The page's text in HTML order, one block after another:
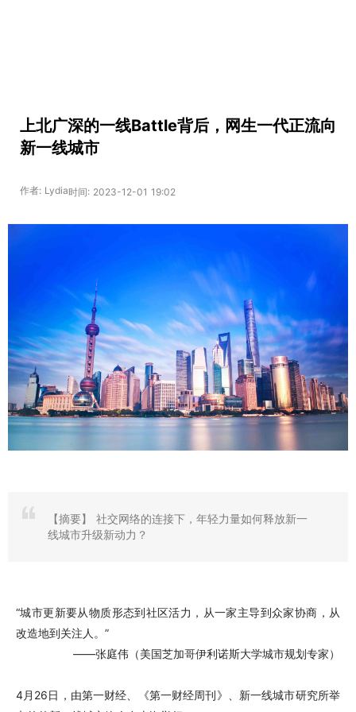
上北广深的一线Battle背后，网生一代正流向
新一线城市
作者: Lydia时间: 2023-12-01 19:02
【摘要】
社交网络的连接下，年轻力量如何释放新一
线城市升级新动力？
“城市更新要从物质形态到社区活力，从一家主导到众家协商，从
改造地到关注人。”
——张庭伟（美国芝加哥伊利诺斯大学城市规划专家）
4月26日，由第一财经、《第一财经周刊》、新一线城市研究所举